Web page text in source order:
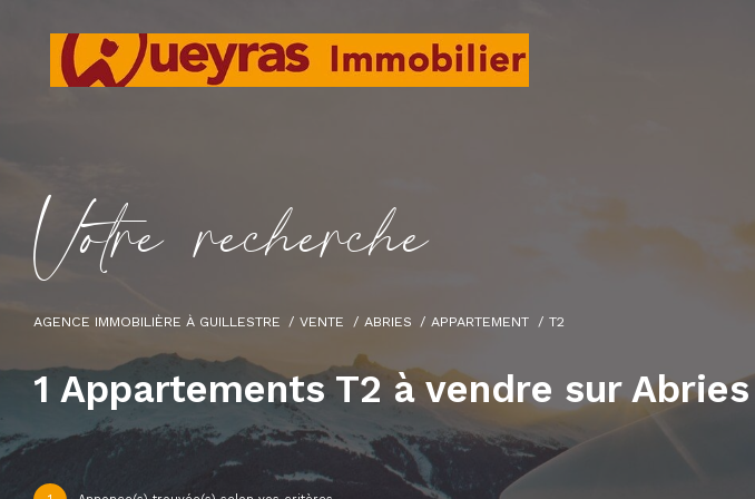
Votre recherche
AGENCE IMMOBILIÈRE À GUILLESTRE VENTE ABRIES APPARTEMENT T2
1 Appartements T2 à vendre sur Abries